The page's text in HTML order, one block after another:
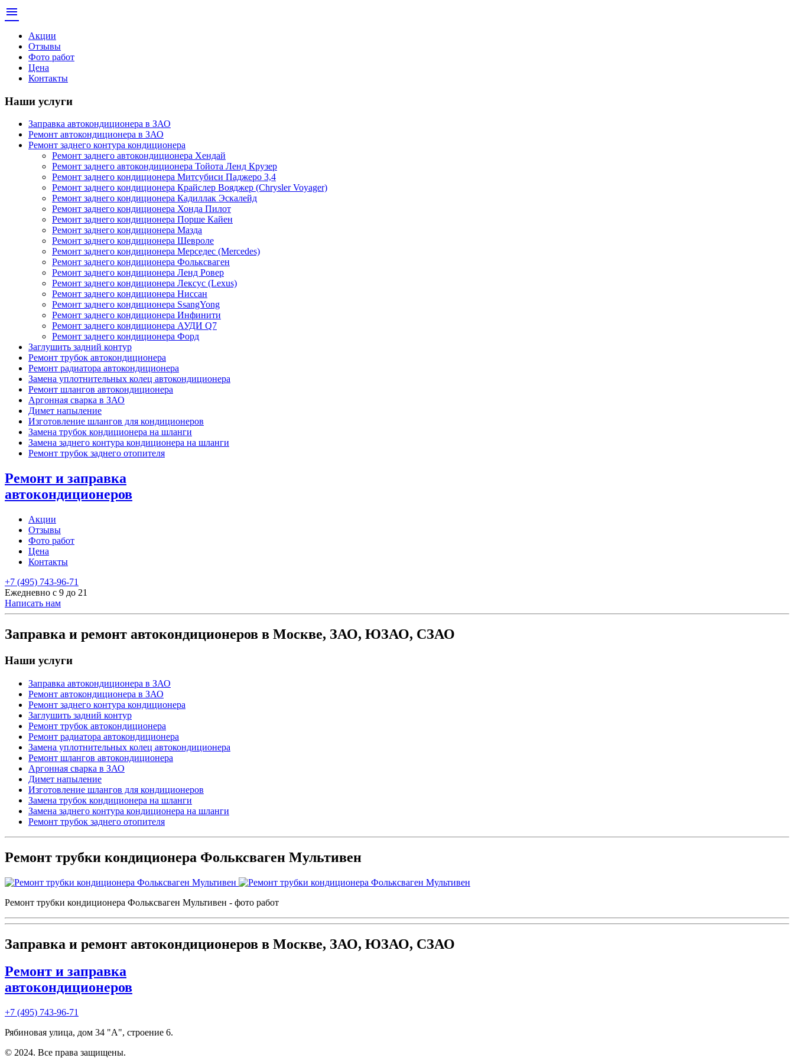
menu
Акции
Отзывы
Фото работ
Цена
Контакты
Наши услуги
Заправка автокондиционера в ЗАО
Ремонт автокондиционера в ЗАО
Ремонт заднего контура кондиционера
Ремонт заднего автокондиционера Хендай
Ремонт заднего автокондиционера Тойота Ленд Крузер
Ремонт заднего кондиционера Митсубиси Паджеро 3,4
Ремонт заднего кондиционера Крайслер Вояджер (Chrysler Voyager)
Ремонт заднего кондиционера Кадиллак Эскалейд
Ремонт заднего кондиционера Хонда Пилот
Ремонт заднего кондиционера Порше Кайен
Ремонт заднего кондиционера Мазда
Ремонт заднего кондиционера Шевроле
Ремонт заднего кондиционера Мерседес (Mercedes)
Ремонт заднего кондиционера Фольксваген
Ремонт заднего кондиционера Ленд Ровер
Ремонт заднего кондиционера Лексус (Lexus)
Ремонт заднего кондиционера Ниссан
Ремонт заднего кондиционера SsangYong
Ремонт заднего кондиционера Инфинити
Ремонт заднего кондиционера АУДИ Q7
Ремонт заднего кондиционера Форд
Заглушить задний контур
Ремонт трубок автокондиционера
Ремонт радиатора автокондиционера
Замена уплотнительных колец автокондиционера
Ремонт шлангов автокондиционера
Аргонная сварка в ЗАО
Димет напыление
Изготовление шлангов для кондиционеров
Замена трубок кондиционера на шланги
Замена заднего контура кондиционера на шланги
Ремонт трубок заднего отопителя
Ремонт и заправка
автокондиционеров
Акции
Отзывы
Фото работ
Цена
Контакты
+7 (495) 743-96-71
Ежедневно с 9 до 21
Написать нам
Заправка и ремонт автокондиционеров в Москве, ЗАО, ЮЗАО, СЗАО
Наши услуги
Заправка автокондиционера в ЗАО
Ремонт автокондиционера в ЗАО
Ремонт заднего контура кондиционера
Заглушить задний контур
Ремонт трубок автокондиционера
Ремонт радиатора автокондиционера
Замена уплотнительных колец автокондиционера
Ремонт шлангов автокондиционера
Аргонная сварка в ЗАО
Димет напыление
Изготовление шлангов для кондиционеров
Замена трубок кондиционера на шланги
Замена заднего контура кондиционера на шланги
Ремонт трубок заднего отопителя
Ремонт трубки кондиционера Фольксваген Мультивен
Ремонт трубки кондиционера Фольксваген Мультивен - фото работ
Заправка и ремонт автокондиционеров в Москве, ЗАО, ЮЗАО, СЗАО
Ремонт и заправка
автокондиционеров
+7 (495) 743-96-71
Рябиновая улица, дом 34 "А", строение 6.
© 2024. Все права защищены.